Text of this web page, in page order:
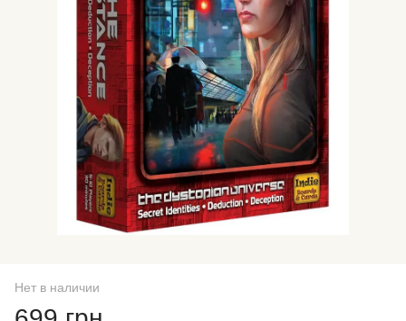
Нет в наличии